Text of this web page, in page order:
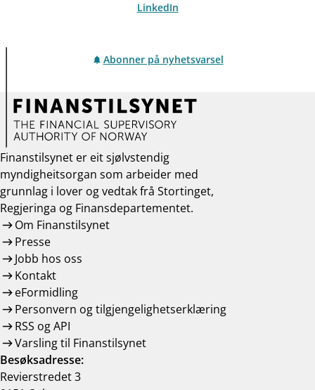
LinkedIn
Abonner på nyhetsvarsel
Finanstilsynet er eit sjølvstendig
myndigheitsorgan som arbeider med
grunnlag i lover og vedtak frå Stortinget,
Regjeringa og Finansdepartementet.
Om Finanstilsynet
Presse
Jobb hos oss
Kontakt
eFormidling
Personvern og tilgjengelighetserklæring
RSS og API
Varsling til Finanstilsynet
Besøksadresse:
Revierstredet 3